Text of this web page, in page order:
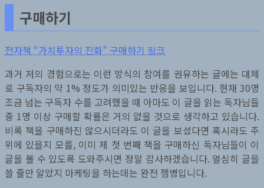
구매하기
전자책 “가치투자의 진화” 구매하기 링크
과거 저의 경험으로는 이런 방식의 참여를 권유하는 글에는 대체
로 구독자의 약 1% 정도가 의미있는 반응을 보입니다. 현재 30명
조금 넘는 구독자 수를 고려했을 때 아마도 이 글을 읽는 독자님들
중 1명 이상 구매할 확률은 거의 없을 것으로 생각하고 있습니다.
비록 책을 구매하진 않으시더라도 이 글을 보셨다면 혹시라도 주
위에 있을지 모를, 이미 제 첫 번째 책을 구매하신 독자님들이 이
글을 볼 수 있도록 도와주시면 정말 감사하겠습니다. 열심히 글을
쓸 줄만 알았지 마케팅을 하는데는 완전 젬병입니다.